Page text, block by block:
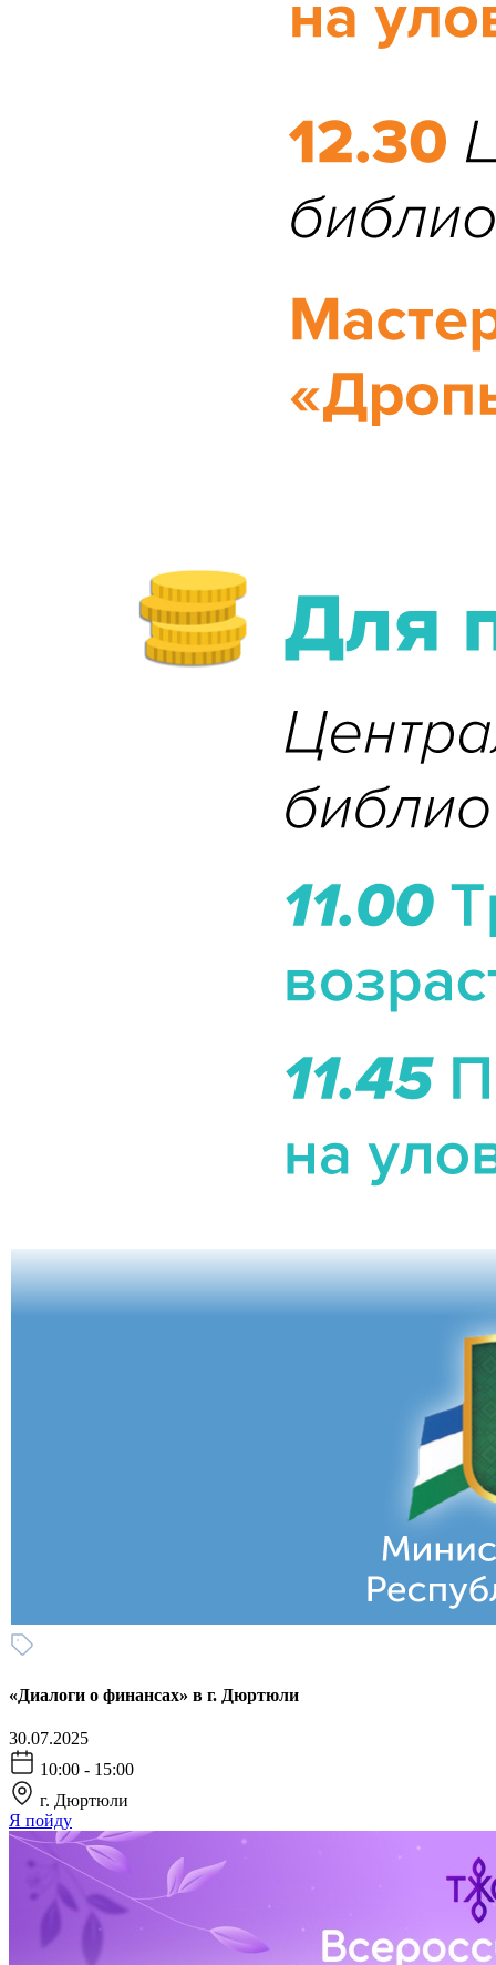
«Диалоги о финансах» в г. Дюртюли
30.07.2025
10:00 - 15:00
г. Дюртюли
Я пойду